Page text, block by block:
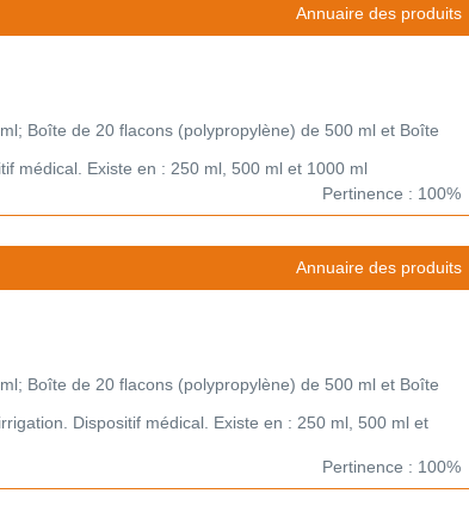
Annuaire des produits
Boîte de 20 flacons (polypropylène) de 500 ml et Boîte
médical. Existe en : 250 ml, 500 ml et 1000 ml
Pertinence : 100%
Annuaire des produits
Boîte de 20 flacons (polypropylène) de 500 ml et Boîte
Dispositif médical. Existe en : 250 ml, 500 ml et
Pertinence : 100%